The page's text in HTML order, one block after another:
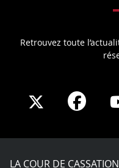
Retrouvez toute
Share
X
Share
LA COUR DE CASSATION